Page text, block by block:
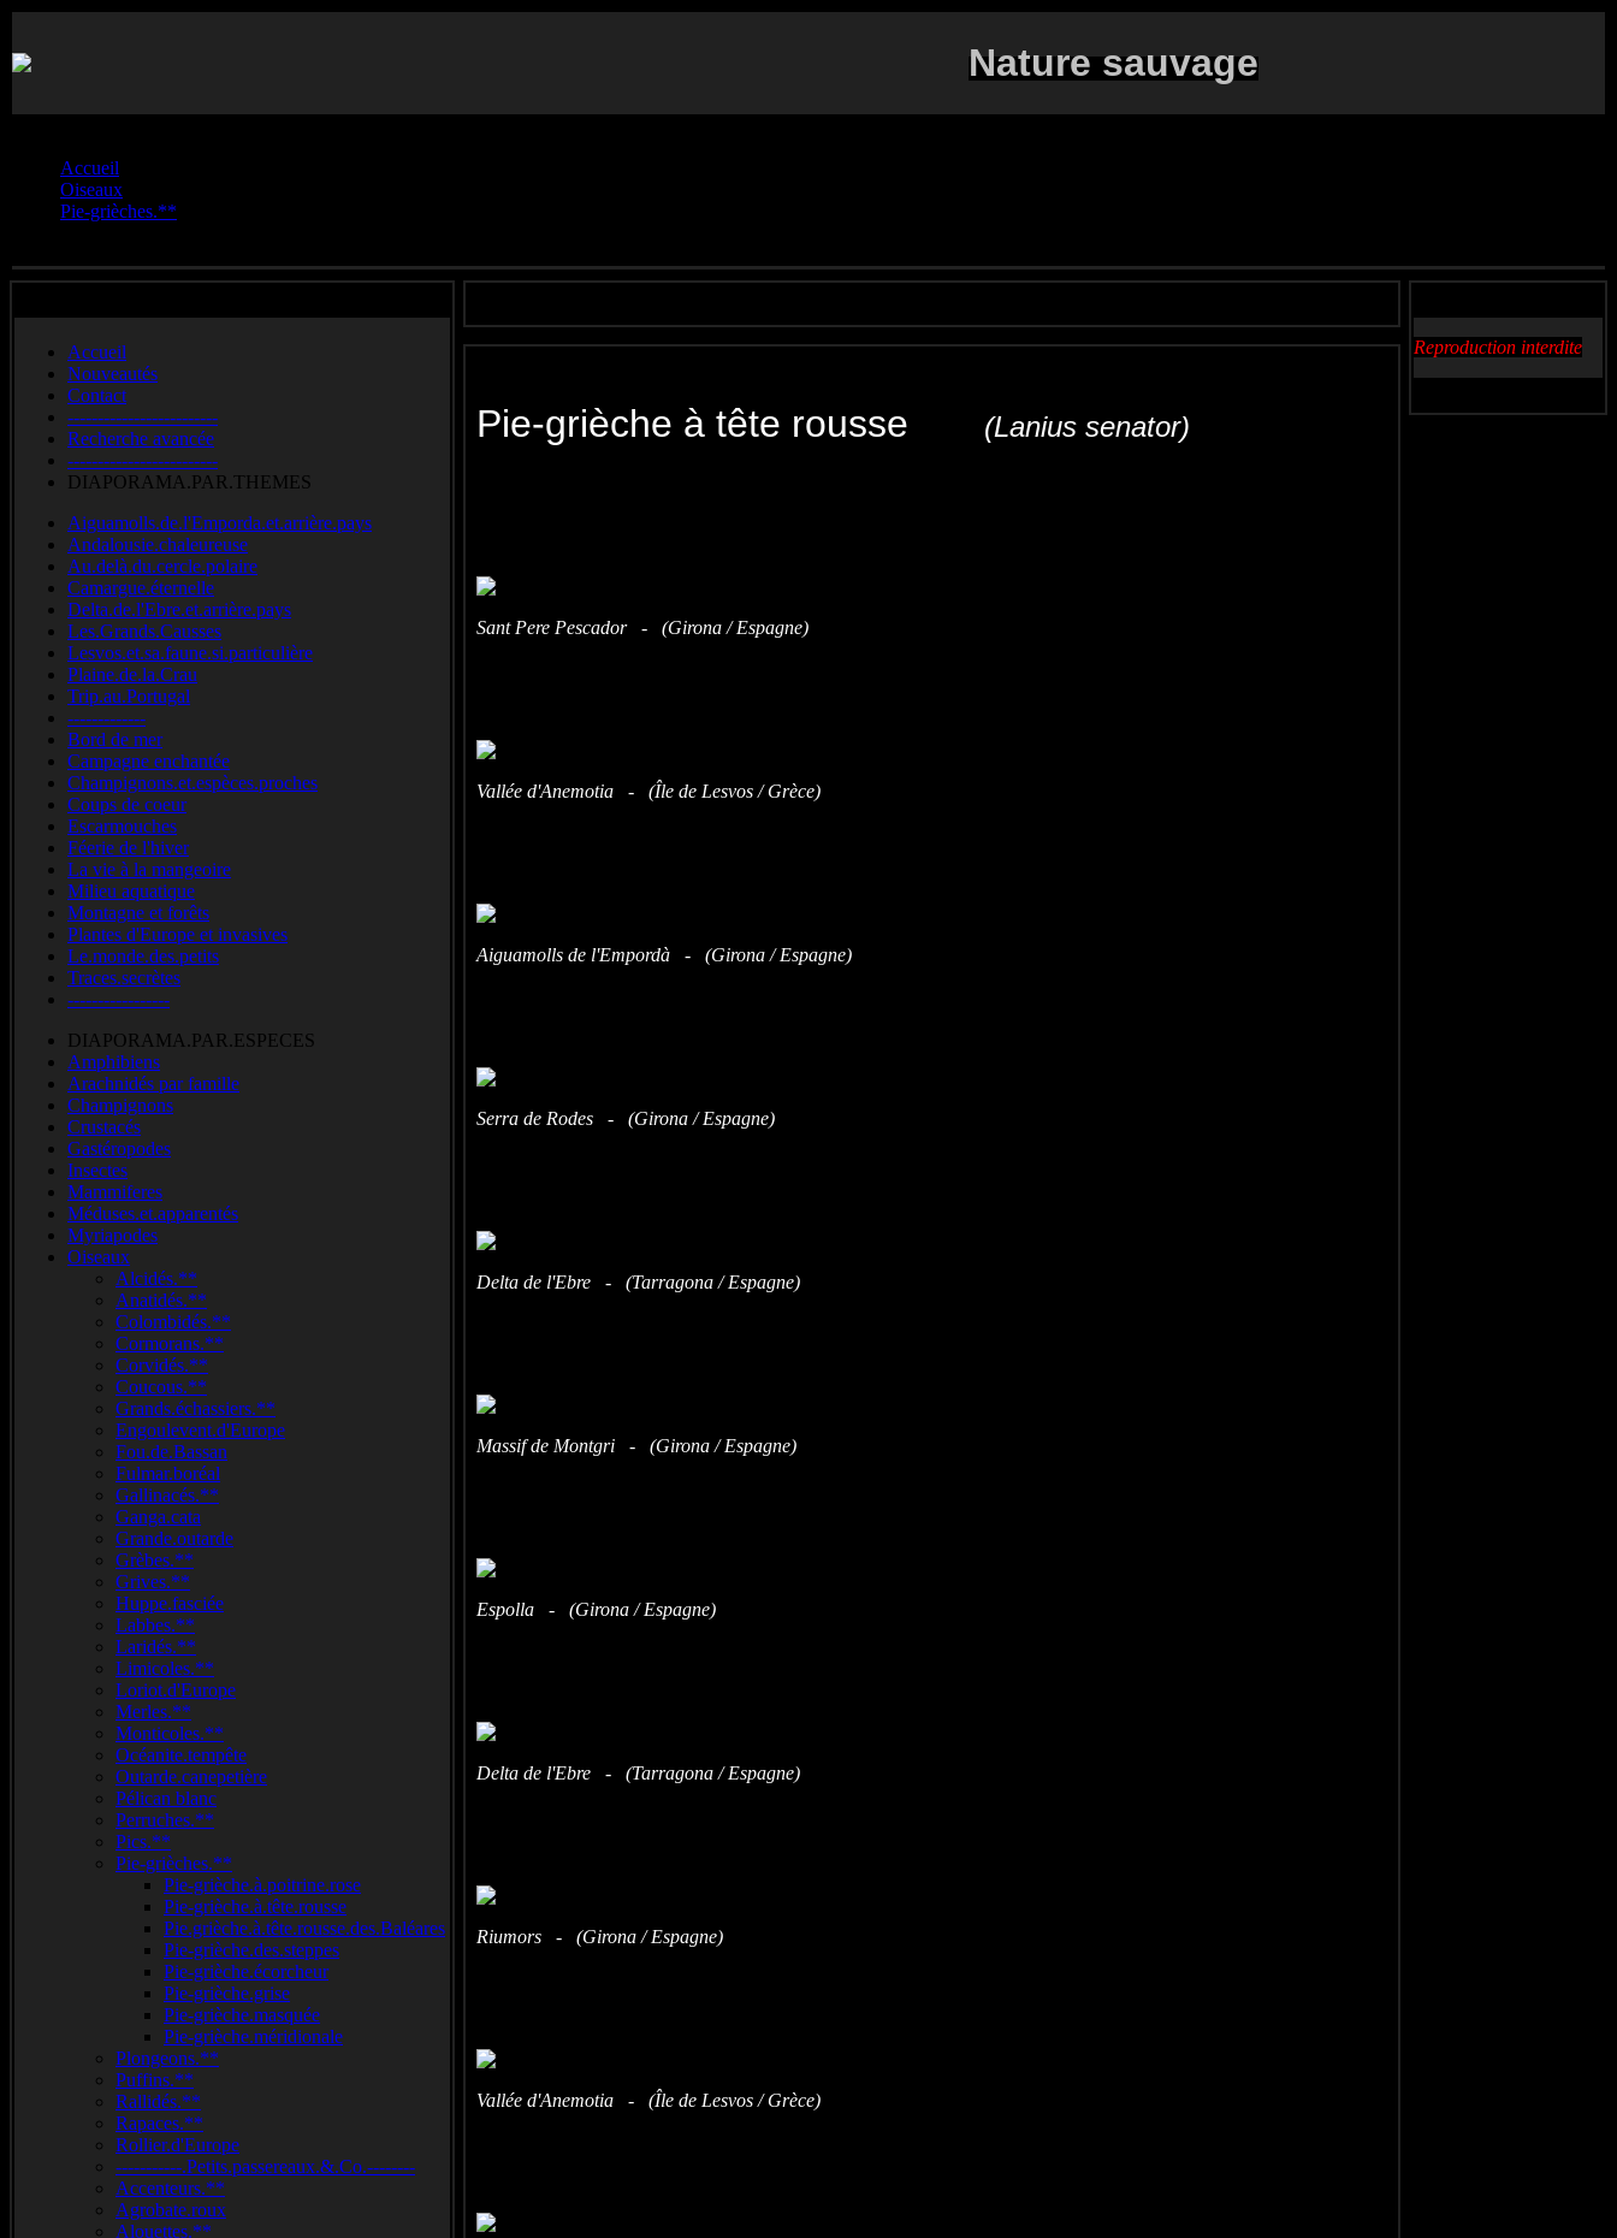
Nature sauvage
Accueil
Oiseaux
Pie-grièches.**
Accueil
Nouveautés
Contact
-------------------------
Recherche avancée
-------------------------
DIAPORAMA.PAR.THEMES
Aiguamolls.de.l'Emporda.et.arrière.pays
Andalousie.chaleureuse
Au.delà.du.cercle.polaire
Camargue.éternelle
Delta.de.l'Ebre.et.arrière.pays
Les.Grands.Causses
Lesvos.et.sa.faune.si.particulière
Plaine.de.la.Crau
Trip.au.Portugal
-------------
Bord de mer
Campagne enchantée
Champignons.et.espèces.proches
Coups de coeur
Escarmouches
Féerie de l'hiver
La vie à la mangeoire
Milieu aquatique
Montagne et forêts
Plantes d'Europe et invasives
Le.monde.des.petits
Traces.secrètes
-----------------
DIAPORAMA.PAR.ESPECES
Amphibiens
Arachnidés par famille
Champignons
Crustacés
Gastéropodes
Insectes
Mammiferes
Méduses.et.apparentés
Myriapodes
Oiseaux
Alcidés.**
Anatidés.**
Colombidés.**
Cormorans.**
Corvidés.**
Coucous.**
Grands.échassiers.**
Engoulevent.d'Europe
Fou.de.Bassan
Fulmar.boréal
Gallinacés.**
Ganga.cata
Grande.outarde
Grèbes.**
Grives.**
Huppe.fasciée
Labbes.**
Laridés.**
Limicoles.**
Loriot.d'Europe
Merles.**
Monticoles.**
Océanite.tempête
Outarde.canepetière
Pélican blanc
Perruches.**
Pics.**
Pie-grièches.**
Pie-grièche.à.poitrine.rose
Pie-grièche.à.tête.rousse
Pie.grièche.à.tête.rousse.des.Baléares
Pie-grièche.des.steppes
Pie-grièche.écorcheur
Pie-grièche.grise
Pie-grièche.masquée
Pie-grièche.méridionale
Plongeons.**
Puffins.**
Rallidés.**
Rapaces.**
Rollier.d'Europe
-----------.Petits.passereaux.&.Co.--------
Accenteurs.**
Agrobate.roux
Alouettes.**
Pie-grièche à tête rousse (Lanius senator)
Sant Pere Pescador - (Girona / Espagne)
Vallée d'Anemotia - (Île de Lesvos / Grèce)
Aiguamolls de l'Empordà - (Girona / Espagne)
Serra de Rodes - (Girona / Espagne)
Delta de l'Ebre - (Tarragona / Espagne)
Massif de Montgri - (Girona / Espagne)
Espolla - (Girona / Espagne)
Delta de l'Ebre - (Tarragona / Espagne)
Riumors - (Girona / Espagne)
Vallée d'Anemotia - (Île de Lesvos / Grèce)
Reproduction interdite